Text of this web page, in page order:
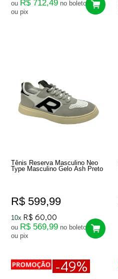
ou R$ 712,49 no boleto
ou pix
Tênis Reserva Masculino Neo
Type Masculino Gelo Ash Preto
R$ 599,99
10x R$ 60,00
ou R$ 569,99 no boleto
ou pix
-49%